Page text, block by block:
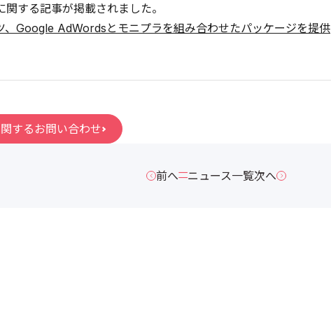
する記事が掲載されました。
、Google AdWordsとモニプラを組み合わせたパッケージを提供
するお問い合わせ
前へ ニュース一覧次へ